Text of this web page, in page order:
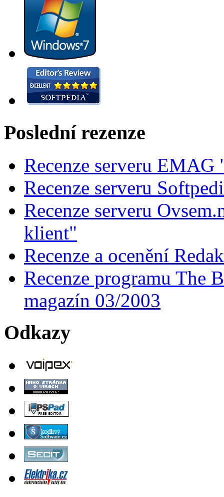
Poslední rezenze
Recenze serveru
Recenze serveru
Recenze serveru
klient"
Recenze a ocenění
Recenze programu The
magazín 03/2003
Odkazy